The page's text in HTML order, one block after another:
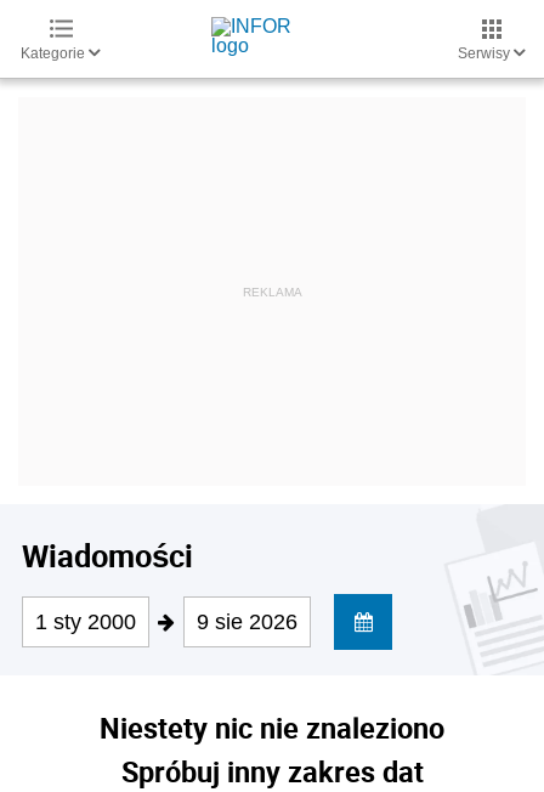
Kategorie Serwisy
Wiadomości
1 sty 2000 9 sie 2026
Niestety nic nie znaleziono
Spróbuj inny zakres dat